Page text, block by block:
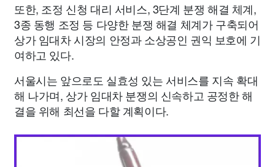
또한, 조정 신청 대리 서비스, 3단계 분쟁 해결 체계,
3종 동행 조정 등 다양한 분쟁 해결 체계가 구축되어
상가 임대차 시장의 안정과 소상공인 권익 보호에 기
여하고 있다.
서울시는 앞으로도 실효성 있는 서비스를 지속 확대
해 나가며, 상가 임대차 분쟁의 신속하고 공정한 해
결을 위해 최선을 다할 계획이다.